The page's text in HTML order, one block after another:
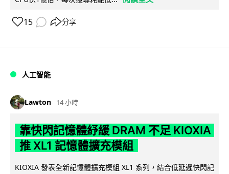
15 分享
人工智能
Lawton 14 小時
靠快閃記憶體紓緩 DRAM 不足 KIOXIA
推 XL1 記憶體擴充模組
KIOXIA 發表全新記憶體擴充模組 XL1 系列，結合低延遲快閃記